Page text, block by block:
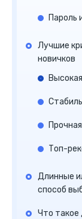
Пароль
Лучшие
новичков
Топ-
Длинные
способ
Что такое